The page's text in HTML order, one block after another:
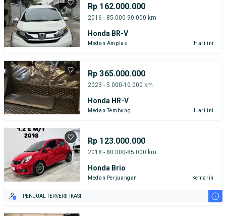
Rp 162.000.000
2016 - 85.000-90.000 km
Honda BR-V
Medan Amplas Hari ini
Rp 365.000.000
2023 - 5.000-10.000 km
Honda HR-V
Medan Tembung Hari ini
Rp 123.000.000
2018 - 80.000-85.000 km
Honda Brio
Medan Perjuangan Kemarin
PENJUAL TERVERIFIKASI i